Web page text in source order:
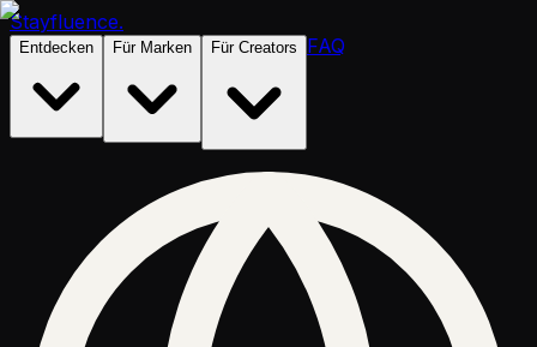
Stayfluence.
Entdecken Für Marken Für Creators FAQ